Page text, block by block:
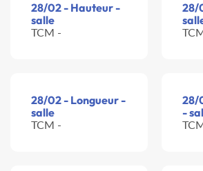
28/02 - Hauteur -
salle
TCM -
28/
28/02 - Longueur -
salle
TCM -
28/
-